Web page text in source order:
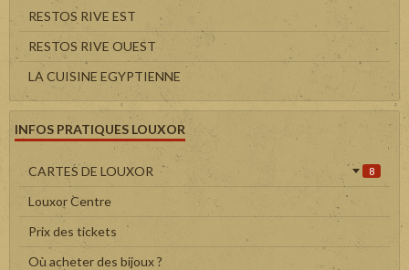
RESTOS RIVE EST
RESTOS RIVE OUEST
LA CUISINE EGYPTIENNE
INFOS PRATIQUES LOUXOR
CARTES DE LOUXOR 8
Louxor Centre
Prix des tickets
Où acheter des bijoux ?